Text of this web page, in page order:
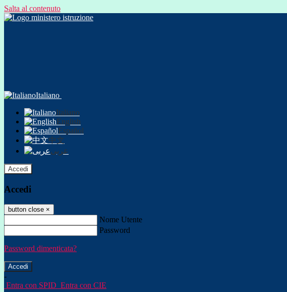
Salta al contenuto
Italiano
Italiano
English
Español
中文
عربى
Accedi
Accedi
button close ×
Nome Utente
Password
Password dimenticata?
-
Entra con SPID Entra con CIE